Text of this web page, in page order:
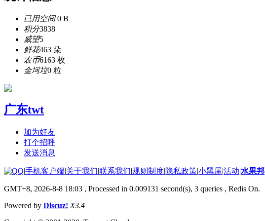
已用空间0 B
积分3838
威望5
鲜花463 朵
农币6163 枚
金坷垃0 粒
广东twt
加为好友
打个招呼
发送消息
|手机客户端|关于我们|联系我们|规则制度|隐私政策|小黑屋|活动|水果邦
GMT+8, 2026-8-8 18:03 , Processed in 0.009131 second(s), 3 queries , Redis On.
Powered by Discuz! X3.4